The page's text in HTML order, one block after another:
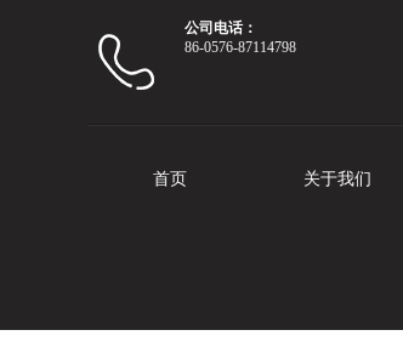
公司电话：
86-0576-87114798
首页 关于我们